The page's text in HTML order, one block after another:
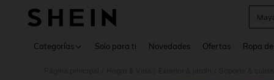
Categorías Solo para ti Novedades Ofertas Ropa